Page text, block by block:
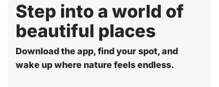
Step into a world of
beautiful places
Download the app, find your spot, and
wake up where nature feels endless.